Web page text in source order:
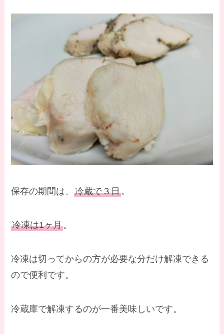
保存の期間は、冷蔵で３日。
冷凍は1ヶ月。
冷凍は切ってからの方が必要な分だけ解凍できる
ので便利です。
冷蔵庫で解凍するのが一番美味しいです。